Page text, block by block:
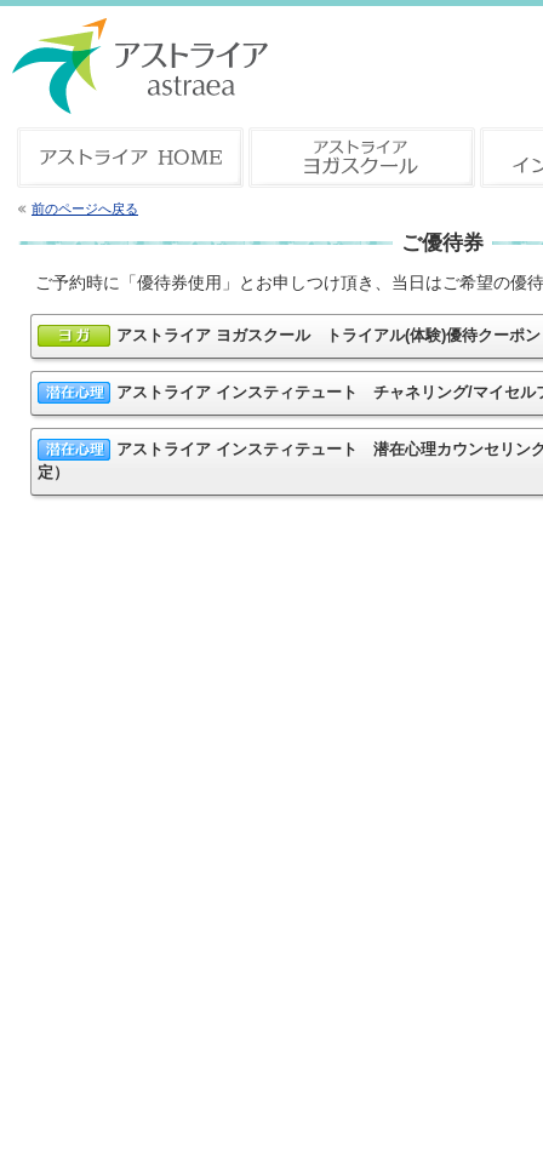
前のページへ戻る
ご優待券
ご予約時に「優待券使用」とお申しつけ頂き、当日はご希望の優
アストライア ヨガスクール トライアル(体験)優待クー
アストライア インスティテュート チャネリング/マイセ
アストライア インスティテュート 潜在心理カウンセリン
定）